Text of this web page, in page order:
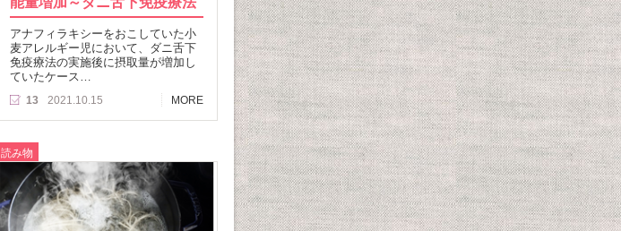
アナフィラキシーをおこしていた小
麦アレルギー児において、ダニ舌下
免疫療法の実施後に摂取量が増加し
ていたケース…
13 2021.10.15 MORE
読み物